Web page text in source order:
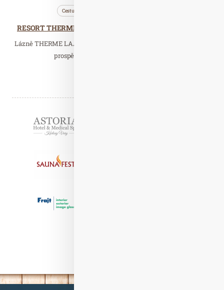
Cestujeme
Lázně THERME LAA mají co nabídnout: příjemně teplou a zdraví
prospěšnou termální vodu v denních…